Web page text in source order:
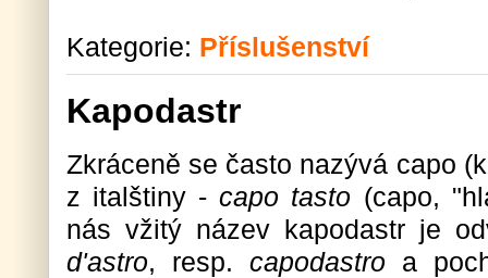
Kategorie: Příslušenství
Kapodastr
Zkráceně se často nazývá capo
z italštiny -capo tasto (capo,
nás vžitý název kapodastr je
d'astro, resp. capodastro a